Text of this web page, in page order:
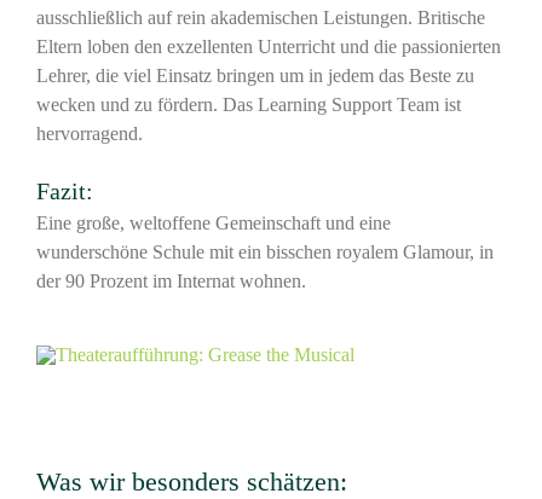
ausschließlich auf rein akademischen Leistungen. Britische
Eltern loben den exzellenten Unterricht und die passionierten
Lehrer, die viel Einsatz bringen um in jedem das Beste zu
wecken und zu fördern. Das Learning Support Team ist
hervorragend.
Fazit:
Eine große, weltoffene Gemeinschaft und eine
wunderschöne Schule mit ein bisschen royalem Glamour, in
der 90 Prozent im Internat wohnen.
Was wir besonders schätzen: